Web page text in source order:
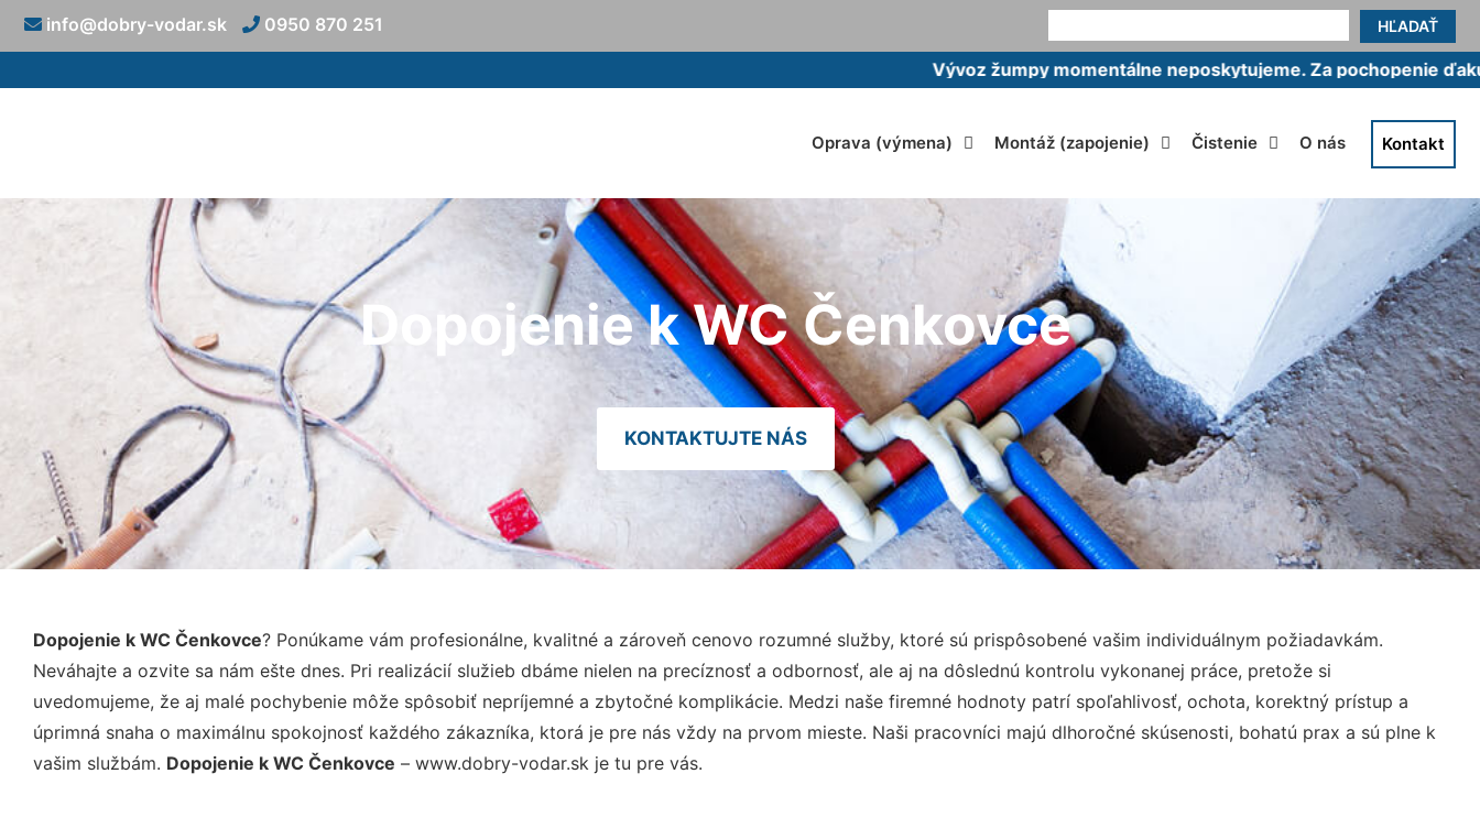
HĽADAŤ
info@dobry-vodar.sk 0950 870 251
Vývoz žumpy momentálne neposkytujeme. Za pochopenie ďakujeme.
Oprava (výmena) Montáž (zapojenie) Čistenie O nás Kontakt
Dopojenie k WC Čenkovce
KONTAKTUJTE NÁS
Dopojenie k WC Čenkovce? Ponúkame vám profesionálne, kvalitné a zároveň cenovo rozumné služby, ktoré sú prispôsobené vašim individuálnym požiadavkám.
Neváhajte a ozvite sa nám ešte dnes. Pri realizácií služieb dbáme nielen na precíznosť a odbornosť, ale aj na dôslednú kontrolu vykonanej práce, pretože si
uvedomujeme, že aj malé pochybenie môže spôsobiť nepríjemné a zbytočné komplikácie. Medzi naše firemné hodnoty patrí spoľahlivosť, ochota, korektný prístup a
úprimná snaha o maximálnu spokojnosť každého zákazníka, ktorá je pre nás vždy na prvom mieste. Naši pracovníci majú dlhoročné skúsenosti, bohatú prax a sú plne k
vašim službám. Dopojenie k WC Čenkovce – www.dobry-vodar.sk je tu pre vás.